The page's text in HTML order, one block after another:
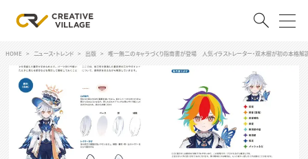
ACCOUNT
ログイン 会員登録
RECRUIT
HOME ニュース・トレンド 出版 唯一無二のキャラづくり指南書が登場 人気イラストレーター・双木樹が初の本格解